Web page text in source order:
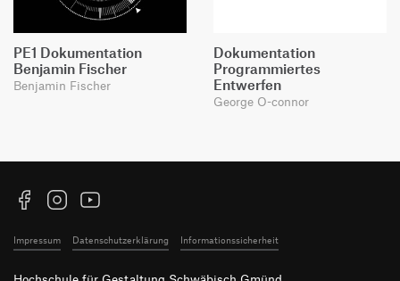
PE1 Dokumentation
Benjamin Fischer
Benjamin Fischer
Dokumentation
Programmiertes
Entwerfen
George O-connor
FacebookInstagramYouTube
Impressum Datenschutzerklärung Informationssicherheit